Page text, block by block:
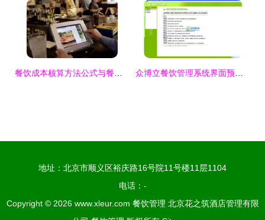
餐饮成本核算方法公式与餐饮管理核心实战解析 众博立餐饮管理系统界面预览 众博立餐饮管理系统界面图片
地址：北京市顺义区裕庆路16号院11号楼11层1104
电话：-
Copyright © 2026 www.xleur.com 餐饮管理 北京花之筑酒店管理有限